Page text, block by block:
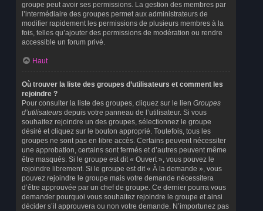
groupe peut avoir ses permissions. La gestion des membres par
l’intermédiaire des groupes permet aux administrateurs de
modifier rapidement les permissions de plusieurs membres à la
fois, telles qu’ajouter des permissions de modération ou rendre
accessible un forum privé.
Haut
Où trouver la liste des groupes d’utilisateurs et comment les
rejoindre ?
Pour consulter la liste des groupes, cliquez sur le lien Groupes
d’utilisateurs depuis votre panneau de l’utilisateur. Si vous
souhaitez rejoindre un des groupes, sélectionnez le groupe
désiré et cliquez sur le bouton approprié. Toutefois, tous les
groupes ne sont pas en libre accès. Certains peuvent nécessiter
une approbation, certains sont fermés et d’autres peuvent même
être masqués. Si le groupe est dit « Ouvert », vous pouvez le
rejoindre librement. Si le groupe est dit « À la demande », vous
pouvez rejoindre le groupe mais votre demande nécessitera
d’être approuvée par un chef de groupe. Ce dernier pourra vous
demander pourquoi vous souhaitez rejoindre le groupe et ainsi
décider s’il approuvera ou non votre demande. N’importunez pas